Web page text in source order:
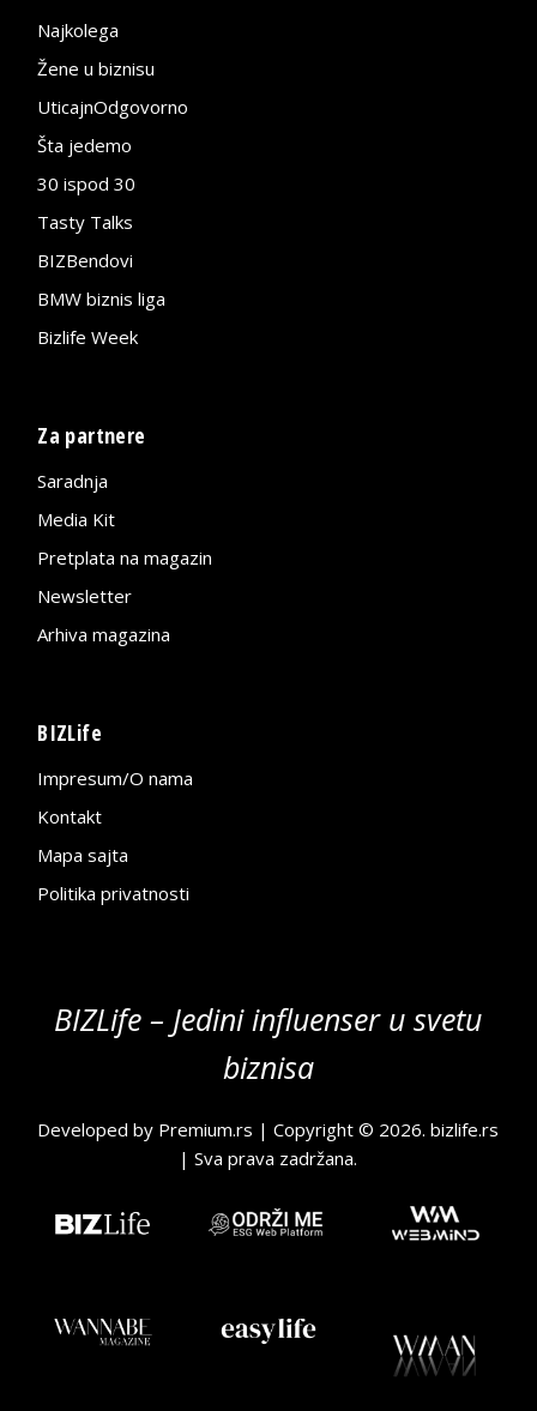
Najkolega
Žene u biznisu
UticajnOdgovorno
Šta jedemo
30 ispod 30
Tasty Talks
BIZBendovi
BMW biznis liga
Bizlife Week
Za partnere
Saradnja
Media Kit
Pretplata na magazin
Newsletter
Arhiva magazina
BIZLife
Impresum/O nama
Kontakt
Mapa sajta
Politika privatnosti
BIZLife – Jedini influenser u svetu
biznisa
Developed by Premium.rs | Copyright © 2026.bizlife.rs
| Sva prava zadržana.